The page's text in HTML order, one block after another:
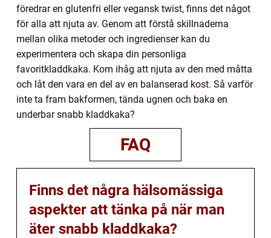
föredrar en glutenfri eller vegansk twist, finns det något
för alla att njuta av. Genom att förstå skillnaderna
mellan olika metoder och ingredienser kan du
experimentera och skapa din personliga
favoritkladdkaka. Kom ihåg att njuta av den med måtta
och låt den vara en del av en balanserad kost. Så varför
inte ta fram bakformen, tända ugnen och baka en
underbar snabb kladdkaka?
FAQ
Finns det några hälsomässiga
aspekter att tänka på när man
äter snabb kladdkaka?